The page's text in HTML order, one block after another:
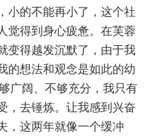
小的不能再小了，这个社
觉得到身心疲惫。在芙蓉
变得越发沉默了，由于我
的想法和观念是如此的幼
广阔、不够充分，我只有
，去锤炼。让我感到兴奋
，这两年就像一个缓冲